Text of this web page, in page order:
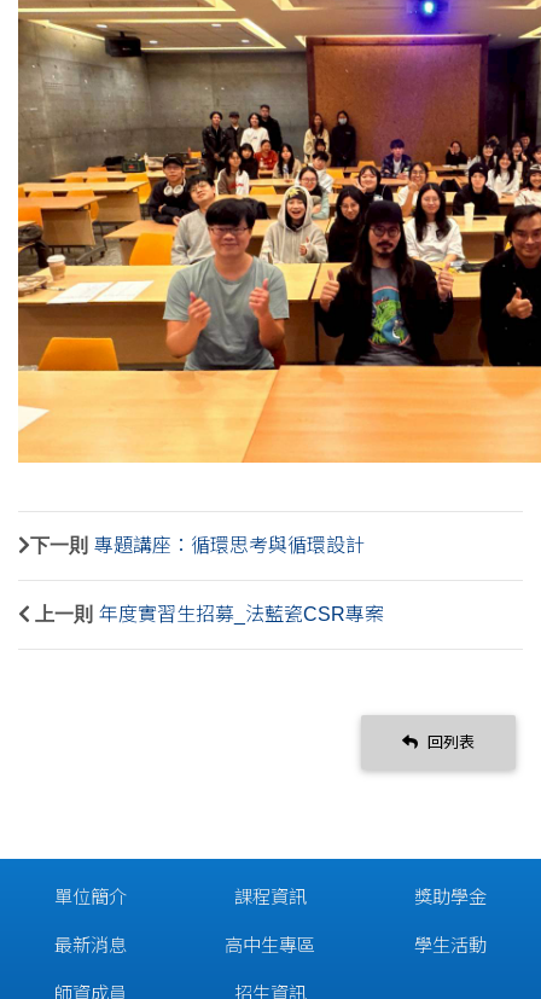
下一則 專題講座：循環思考與循環設計
上一則 年度實習生招募_法藍瓷CSR專案
回列表
單位簡介
最新消息
師資成員
課程資訊
高中生專區
招生資訊
獎助學金
學生活動